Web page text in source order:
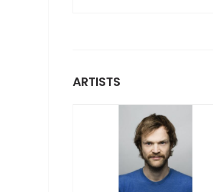
ARTISTS